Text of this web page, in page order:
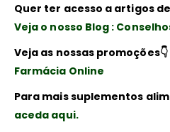
Quer ter acesso a artigos
Veja o nosso Blog :
Veja as nossas promoções👇
Farmácia Online
Para mais suplementos
aceda aqui.